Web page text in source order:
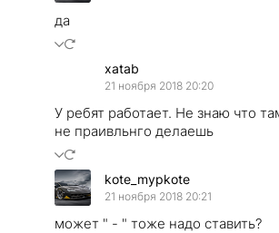
да
xatab
21 ноября 2018 20:20
У ребят работает. Не знаю что
не праивльнго делаешь
kote_mypkote
21 ноября 2018 20:21
может " - " тоже надо ставить?